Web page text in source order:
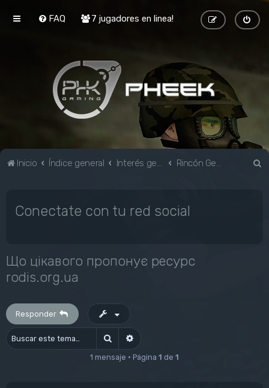
FAQ 7 jugadores en linea!
Inicio Índice general Interés general Rincón Geek
Conectate con tu red social
Що цікавого пропонує ресурс
rodis.org.ua
Responder
Buscar Búsqueda avanzada
1 mensaje • Página 1 de 1